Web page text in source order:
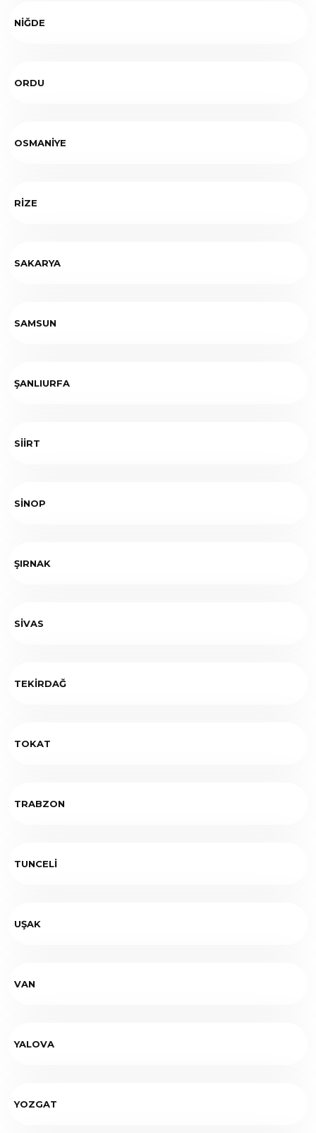
NİĞDE
ORDU
OSMANİYE
RİZE
SAKARYA
SAMSUN
ŞANLIURFA
SİİRT
SİNOP
ŞIRNAK
SİVAS
TEKİRDAĞ
TOKAT
TRABZON
TUNCELİ
UŞAK
VAN
YALOVA
YOZGAT